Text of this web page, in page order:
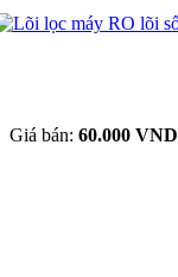
Giá bán: 60.000 VND